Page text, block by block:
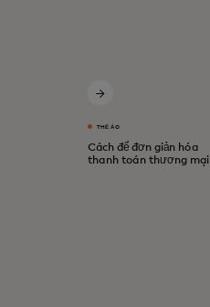
THẺ ẢO
Cách để đơn giản hóa
thanh toán thương mại